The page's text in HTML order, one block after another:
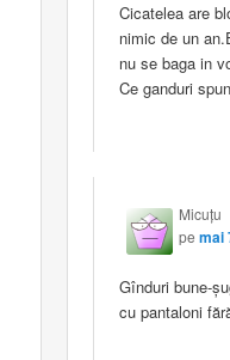
Cicatelea are
nimic de un
nu se baga in
Ce ganduri
Micuţu
pemai
Gînduri bune-
cu pantaloni